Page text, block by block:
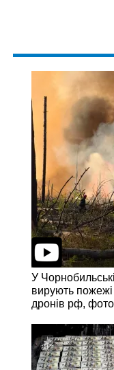
У
вирують
дронів рф, фото